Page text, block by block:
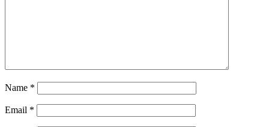
Name *
Email *